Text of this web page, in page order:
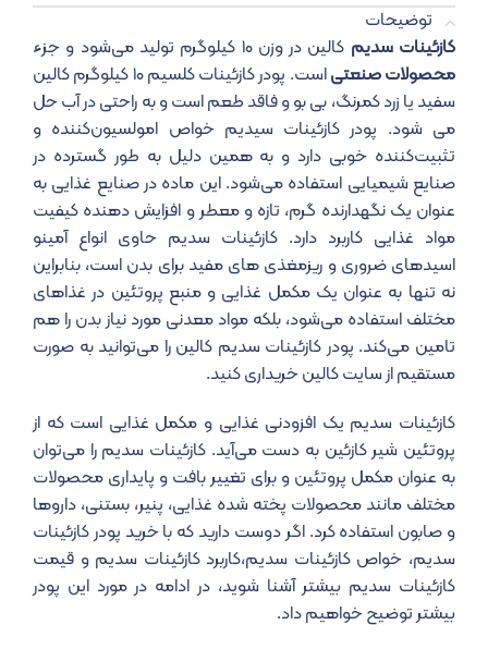
توضیحات
کازئینات سدیم کالین در وزن ۱۰ کیلوگرم تولید می‌شود و جزء
محصولات صنعتی
است. پودر کازئینات کلسیم ۱۰ کیلوگرم کالین
سفید یا زرد کمرنگ، بی بو و فاقد طعم است و به راحتی در آب حل
می شود. پودر کازئینات سیدیم خواص امولسیون‌کننده و
تثبیت‌کننده خوبی دارد و به همین دلیل به طور گسترده در
صنایع شیمیایی استفاده می‌شود. این ماده در صنایع غذایی به
عنوان یک نگهدارنده گرم، تازه و معطر و افزایش دهنده کیفیت
مواد غذایی کاربرد دارد. کازئینات سدیم حاوی انواع آمینو
اسیدهای ضروری و ریزمغذی های مفید برای بدن است، بنابراین
نه تنها به عنوان یک مکمل غذایی و منبع پروتئین در غذاهای
مختلف استفاده می‌شود، بلکه مواد معدنی مورد نیاز بدن را هم
تامین می‌کند. پودر کازئینات سدیم کالین را می‌توانید به صورت
مستقیم از سایت کالین خریداری کنید.
کازئینات سدیم یک افزودنی غذایی و مکمل غذایی است که از
پروتئین شیر کازئین به دست می‌آید. کازئینات سدیم را می‌توان
به عنوان مکمل پروتئین و برای تغییر بافت و پایداری محصولات
مختلف مانند محصولات پخته شده غذایی، پنیر، بستنی، داروها
و صابون استفاده کرد. اگر دوست دارید که با خرید پودر کازئینات
سدیم، خواص کازئینات سدیم،کاربرد کازئینات سدیم و قیمت
کازئینات سدیم بیشتر آشنا شوید، در ادامه در مورد این پودر
بیشتر توضیح خواهیم داد.